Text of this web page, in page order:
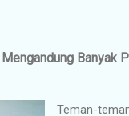
Banyak
Teman-